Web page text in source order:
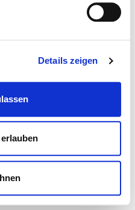
Details zeigen